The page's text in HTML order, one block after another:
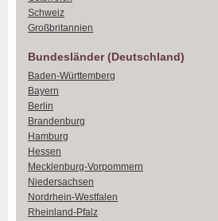
Schweiz
Großbritannien
Bundesländer (Deutschland)
Baden-Württemberg
Bayern
Berlin
Brandenburg
Hamburg
Hessen
Mecklenburg-Vorpommern
Niedersachsen
Nordrhein-Westfalen
Rheinland-Pfalz